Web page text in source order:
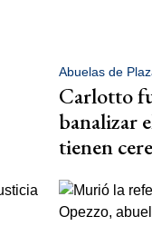
Abuelas de
Carlotto
banalizar
tienen